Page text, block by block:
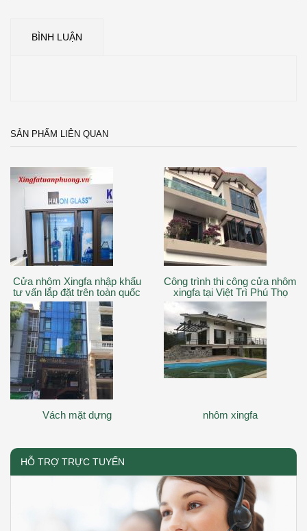
BÌNH LUẬN
SẢN PHẨM LIÊN QUAN
Cửa nhôm Xingfa nhập khẩu
tư vấn lắp đặt trên toàn quốc
Công trình thi công cửa nhôm
xingfa tại Việt Trì Phú Thọ
Vách mặt dựng nhôm xingfa
HỖ TRỢ TRỰC TUYẾN